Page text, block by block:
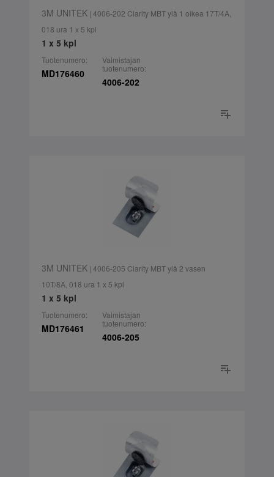
3M UNITEK| 4006-202 Clarity MBT ylä 1 oikea 17T/4A,
018 ura 1 x 5 kpl
1 x 5 kpl
Tuotenumero:
MD176460
Valmistajan
tuotenumero:
4006-202
3M UNITEK| 4006-205 Clarity MBT ylä 2 vasen
10T/8A, 018 ura 1 x 5 kpl
1 x 5 kpl
Tuotenumero:
MD176461
Valmistajan
tuotenumero:
4006-205